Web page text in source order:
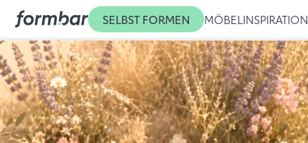
SELBST FORMEN MÖBEL INSPIRATION